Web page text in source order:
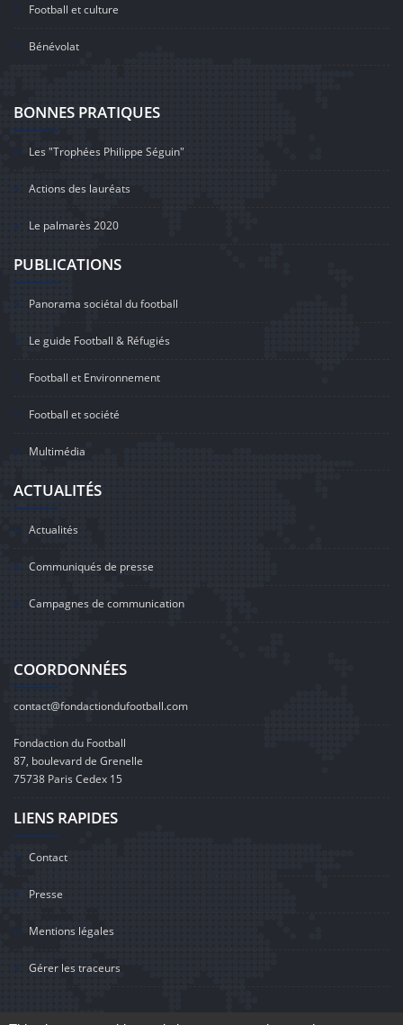
Football et culture
Bénévolat
BONNES PRATIQUES
Les "Trophées Philippe Séguin"
Actions des lauréats
Le palmarès 2020
PUBLICATIONS
Panorama sociétal du football
Le guide Football & Réfugiés
Football et Environnement
Football et société
Multimédia
ACTUALITÉS
Actualités
Communiqués de presse
Campagnes de communication
COORDONNÉES
contact@fondactiondufootball.com
Fondaction du Football
87, boulevard de Grenelle
75738 Paris Cedex 15
LIENS RAPIDES
Contact
Presse
Mentions légales
Gérer les traceurs